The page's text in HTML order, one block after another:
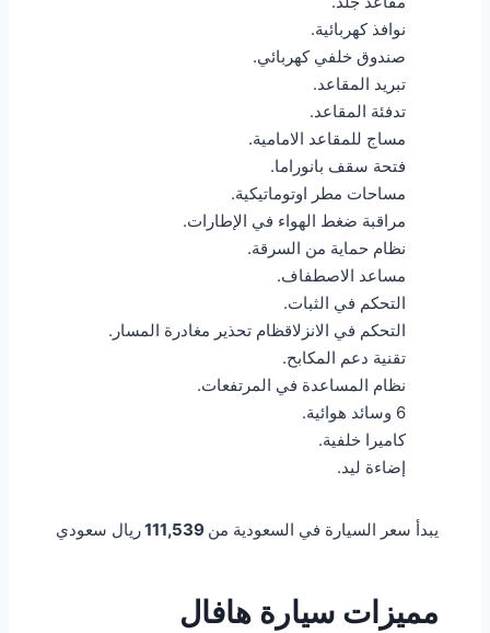
نوافذ كهربائية.
صندوق خلفي كهربائي.
تبريد المقاعد.
تدفئة المقاعد.
مساج للمقاعد الامامية.
فتحة سقف بانوراما.
مساحات مطر اوتوماتيكية.
مراقبة ضغط الهواء في الإطارات.
نظام حماية من السرقة.
مساعد الاصطفاف.
التحكم في الثبات.
التحكم في الانزلاقظام تحذير مغادرة المسار.
تقنية دعم المكابح.
نظام المساعدة في المرتفعات.
6 وسائد هوائية.
كاميرا خلفية.
إضاءة ليد.
يبدأ سعر السيارة في السعودية من ريال سعودي
مميزات سيارة هافال